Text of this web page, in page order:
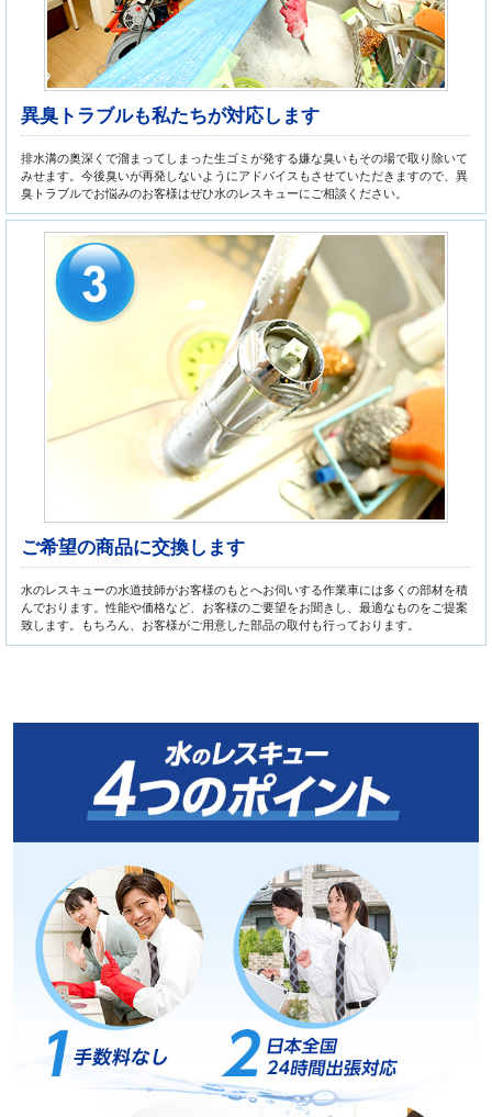
異臭トラブルも私たちが対応します
排水溝の奥深くで溜まってしまった生ゴミが発する嫌な臭いもその場で取り除いて
みせます。今後臭いが再発しないようにアドバイスもさせていただきますので、異
臭トラブルでお悩みのお客様はぜひ水のレスキューにご相談ください。
ご希望の商品に交換します
水のレスキューの水道技師がお客様のもとへお伺いする作業車には多くの部材を積
んでおります。性能や価格など、お客様のご要望をお聞きし、最適なものをご提案
致します。もちろん、お客様がご用意した部品の取付も行っております。